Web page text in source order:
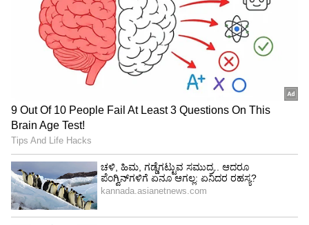
ಮಾತುಗಳಿಂದ ಸ್ಪಷ್ಟವಾಗಿದೆ.ಬಿಗ್ ಸ್ಟಾರ್ ಆದ್ರೂ ಮನಸ್ಸು
'ನಾರ್ಮಲ್ ಗರ್ಲ್' ಥರ.. ಸಿನಿಮಾಗಾಗಿ ದೊಡ್ಡ ತ್ಯಾಗ
ಮಾಡಿರೋ ರಶ್ಮಿಕಾ ಮಂದಣ್ಣ!